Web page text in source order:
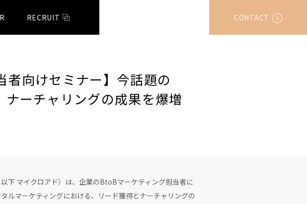
RECRUIT CONTACT
者向けセミナー】今話題の
ーチャリングの成果を爆増
下 マイクロアド）は、企業のBtoBマーケティング担当者に
ルマーケティングにおける、リード獲得とナーチャリングの